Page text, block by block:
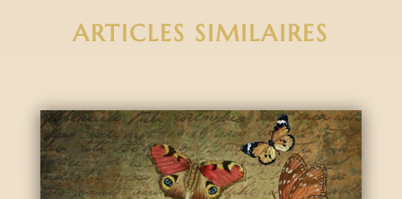
ARTICLES SIMILAIRES